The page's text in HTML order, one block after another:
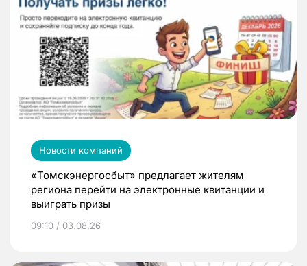
Новости компаний
«Томскэнергосбыт» предлагает жителям
региона перейти на электронные квитанции и
выиграть призы
09:10 / 03.08.26